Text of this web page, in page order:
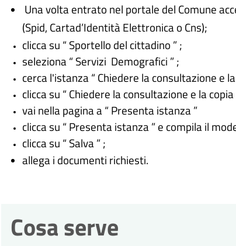
Una volta entrato nel portale del Comune
(Spid, Cartad’Identità Elettronica o Cns);
clicca su “ Sportello del cittadino ” ;
seleziona “ Servizi Demografici ” ;
cerca l'istanza “ Chiedere la consultazione e
clicca su “ Chiedere la consultazione e la
vai nella pagina a “ Presenta istanza ”
clicca su “ Presenta istanza ” e compila il
clicca su “ Salva ” ;
allega i documenti richiesti.
Cosa serve